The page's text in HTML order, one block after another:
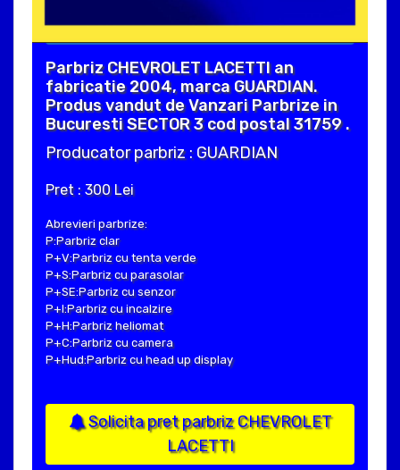
Parbriz CHEVROLET LACETTI an
fabricatie 2004, marca GUARDIAN.
Produs vandut de Vanzari Parbrize in
Bucuresti SECTOR 3 cod postal 31759 .
Producator parbriz : GUARDIAN
Pret : 300 Lei
Abrevieri parbrize:
P:Parbriz clar
P+V:Parbriz cu tenta verde
P+S:Parbriz cu parasolar
P+SE:Parbriz cu senzor
P+I:Parbriz cu incalzire
P+H:Parbriz heliomat
P+C:Parbriz cu camera
P+Hud:Parbriz cu head up display
Solicita pret parbriz CHEVROLET
LACETTI